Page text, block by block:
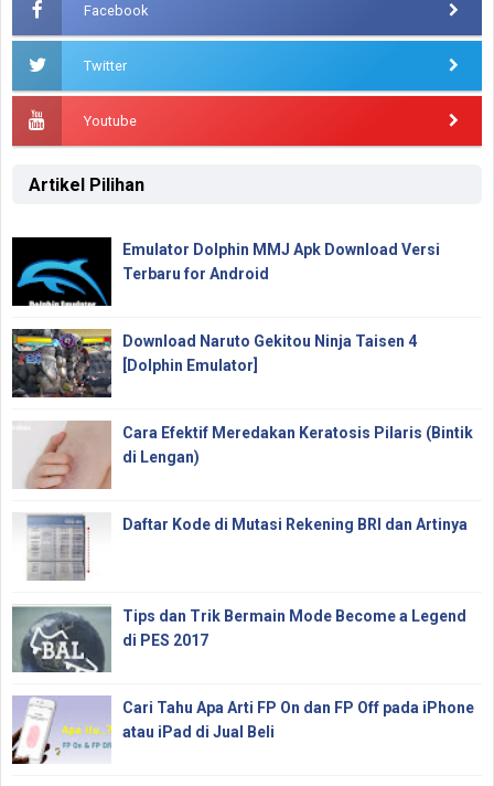
Facebook
Twitter
Youtube
Artikel Pilihan
Emulator Dolphin MMJ Apk Download Versi
Terbaru for Android
Download Naruto Gekitou Ninja Taisen 4
[Dolphin Emulator]
Cara Efektif Meredakan Keratosis Pilaris (Bintik
di Lengan)
Daftar Kode di Mutasi Rekening BRI dan Artinya
Tips dan Trik Bermain Mode Become a Legend
di PES 2017
Cari Tahu Apa Arti FP On dan FP Off pada iPhone
atau iPad di Jual Beli